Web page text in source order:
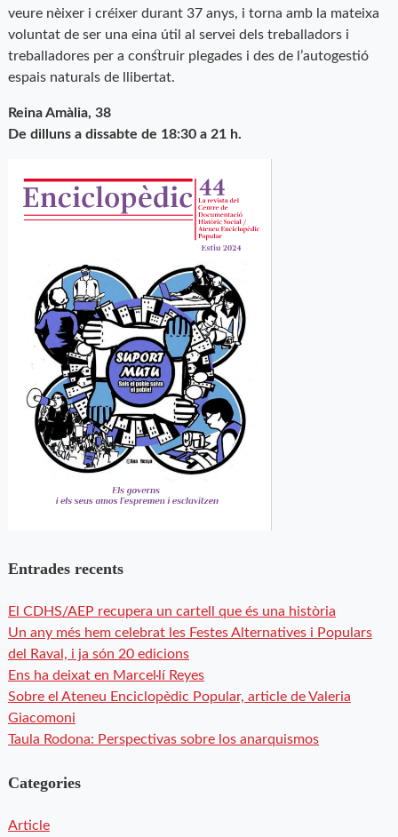
veure nèixer i créixer durant 37 anys, i torna amb la mateixa
voluntat de ser una eina útil al servei dels treballadors i
treballadores per a construir plegades i des de l’autogestió
espais naturals de llibertat.
Reina Amàlia, 38
De dilluns a dissabte de 18:30 a 21 h.
Entrades recents
El CDHS/AEP recupera un cartell que és una història
Un any més hem celebrat les Festes Alternatives i Populars
del Raval, i ja són 20 edicions
Ens ha deixat en Marcel·lí Reyes
Sobre el Ateneu Enciclopèdic Popular, article de Valeria
Giacomoni
Taula Rodona: Perspectivas sobre los anarquismos
Categories
Article